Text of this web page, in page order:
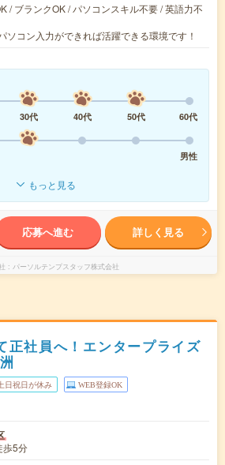
/ ブランクOK / パソコンスキル不要 / 英語力不
ソコン入力ができれば活躍できる環境です！
30代 40代 50代
60代
男性
もっと見る
応募へ進む 詳しく見る
パーソルテンプスタッフ株式会社
正社員へ！エンタープライズ
日祝日が休み WEB登録OK
歩5分